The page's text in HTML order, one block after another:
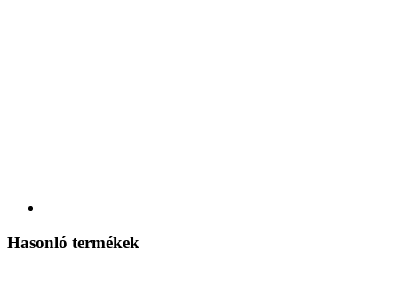
Hasonló termékek